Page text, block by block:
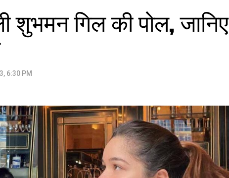
शुभमन गिल की पोल, जानिए
6:30 PM